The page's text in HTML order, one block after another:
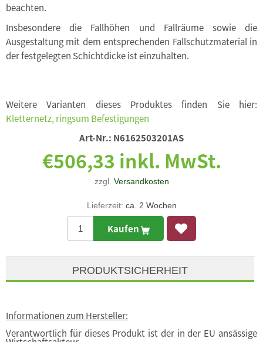
beachten.
Insbesondere die Fallhöhen und Fallräume sowie die
Ausgestaltung mit dem entsprechenden Fallschutzmaterial in
der festgelegten Schichtdicke ist einzuhalten.
Weitere Varianten dieses Produktes finden Sie hier:
Kletternetz, ringsum Befestigungen
Art-Nr.: N6162503201AS
€506,33 inkl. MwSt.
zzgl. Versandkosten
Lieferzeit: ca. 2 Wochen
Kaufen
PRODUKTSICHERHEIT
Informationen zum Hersteller:
Verantwortlich für dieses Produkt ist der in der EU ansässige